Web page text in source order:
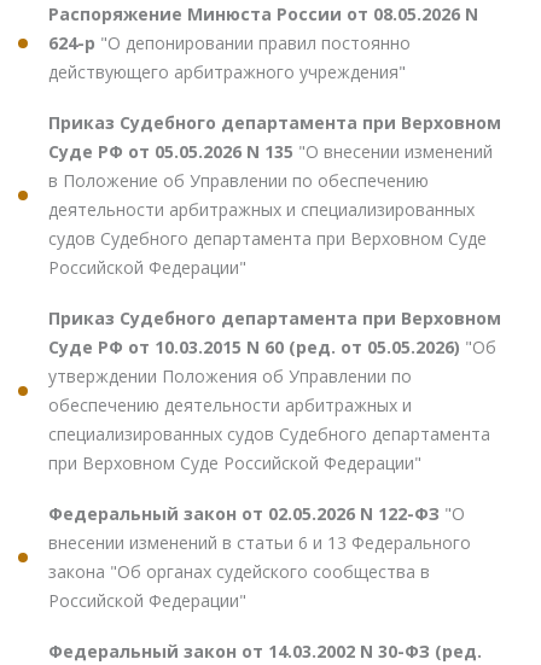
Распоряжение Минюста России от 08.05.2026 N
624-р "О депонировании правил постоянно
действующего арбитражного учреждения"
Приказ Судебного департамента при Верховном
Суде РФ от 05.05.2026 N 135 "О внесении изменений
в Положение об Управлении по обеспечению
деятельности арбитражных и специализированных
судов Судебного департамента при Верховном Суде
Российской Федерации"
Приказ Судебного департамента при Верховном
Суде РФ от 10.03.2015 N 60 (ред. от 05.05.2026) "Об
утверждении Положения об Управлении по
обеспечению деятельности арбитражных и
специализированных судов Судебного департамента
при Верховном Суде Российской Федерации"
Федеральный закон от 02.05.2026 N 122-ФЗ "О
внесении изменений в статьи 6 и 13 Федерального
закона "Об органах судейского сообщества в
Российской Федерации"
Федеральный закон от 14.03.2002 N 30-ФЗ (ред.